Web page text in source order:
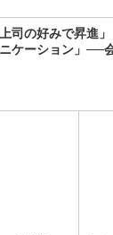
上司の好みで昇進
ケーション」──